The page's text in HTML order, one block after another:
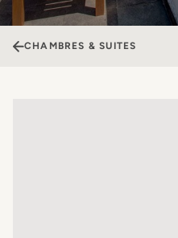
CHAMBRES & SUITES